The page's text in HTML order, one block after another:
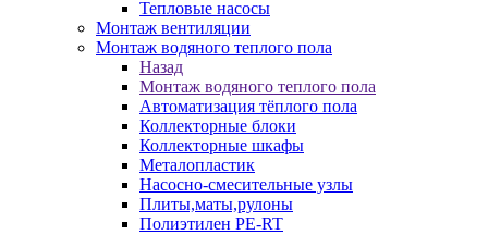
Тепловые насосы
Монтаж вентиляции
Монтаж водяного теплого пола
Назад
Монтаж водяного теплого пола
Автоматизация тёплого пола
Коллекторные блоки
Коллекторные шкафы
Металопластик
Насосно-смесительные узлы
Плиты,маты,рулоны
Полиэтилен PE-RT